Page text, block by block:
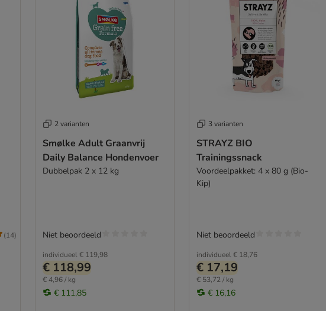
(14)
2 varianten
Smølke Adult Graanvrij
Daily Balance Hondenvoer
Dubbelpak 2 x 12 kg
individueel€ 119,98
€ 118,99
€ 4,96 / kg
€ 111,85
Niet beoordeeld
3 varianten
STRAYZ BIO
Trainingssnack
Voordeelpakket: 4 x 80 g (Bio-
Kip)
individueel € 18,76
€ 17,19
€ 53,72 / kg
€ 16,16
Niet beoordeeld